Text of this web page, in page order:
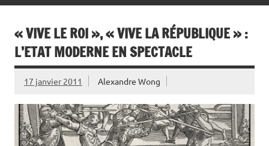
« VIVE LE ROI », « VIVE LA RÉPUBLIQUE » :
L’ETAT MODERNE EN SPECTACLE
17 janvier 2011 Alexandre Wong